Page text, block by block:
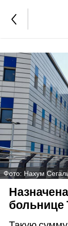
Фото: Нахум
больнице